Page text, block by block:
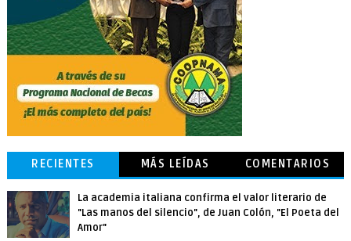
RECIENTES MÁS LEÍDAS COMENTARIOS
La academia italiana confirma el valor literario de
"Las manos del silencio", de Juan Colón, "El Poeta del
Amor"